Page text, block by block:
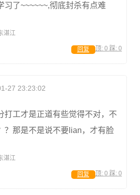
习了~~~~~~,彻底封杀有点难
湛江
顶: 0 踩: 0
回复
27 23:23:02
打工才是正道有些觉得不对，不
？那是不是说不要lian，才有脸
湛江
顶: 0 踩: 0
回复